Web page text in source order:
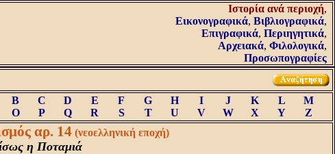
Iστορία ανά περιοχή,
Εικονογραφικά, Βιβλιογραφικά,
Επιγραφικά, Περιηγητικά,
Αρχειακά, Φιλολογικά,
Προσωπογραφίες
B C D E F G H I J K L
M
O P Q R S T U V W X Y Z
αρ. 14 (νεοελληνική εποχή)
η Ποταμιά